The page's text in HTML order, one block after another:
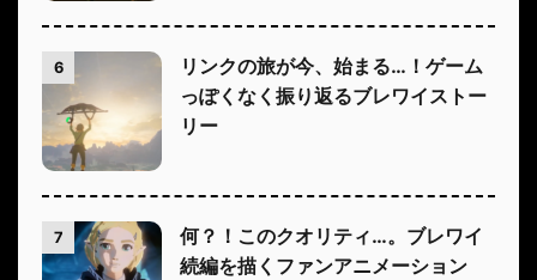
6
リンクの旅が今、始まる…！ゲーム
っぽくなく振り返るブレワイストー
リー
7
何？！このクオリティ…。ブレワイ
続編を描くファンアニメーション